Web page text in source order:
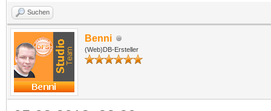
Suchen
Benni
(Web)DB-Ersteller